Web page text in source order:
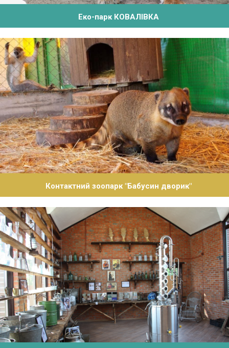
Еко-парк КОВАЛІВКА
Контактний зоопарк "Бабусин дворик"